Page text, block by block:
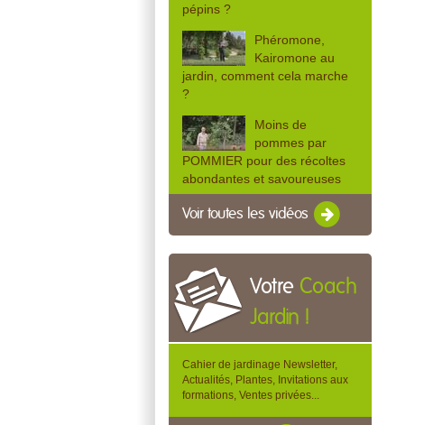
pépins ?
Phéromone,
Kairomone au
jardin, comment cela marche
?
Moins de
pommes par
POMMIER pour des récoltes
abondantes et savoureuses
Voir toutes les vidéos
Votre Coach
Jardin !
Cahier de jardinage Newsletter,
Actualités, Plantes, Invitations aux
formations, Ventes privées...